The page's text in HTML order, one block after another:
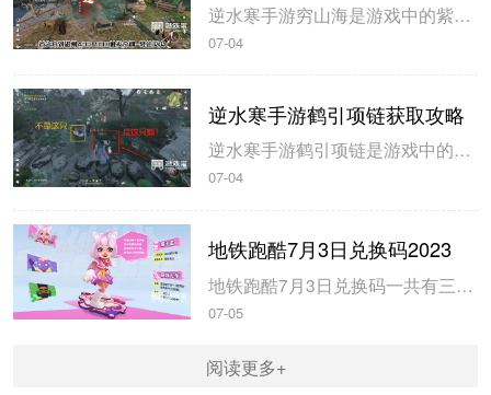
逆水寒手游穷山海是游戏中的紫色装备，玩家在开服第三天就可以拿到，米葫芦小编带来逆水寒手游穷山海解锁方式攻略，希望可以帮到大家。逆水寒手游穷山海解锁方式攻略1、首先来到磁州433 990触发奇遇-驿站灭火，灭火后，拾取烧火棍。完成奇遇后获得1件穷山海装备和线索。2、前往汴京943 1091对话唐铸。...
07-04
逆水寒手游鹤引项链获取攻略
逆水寒手游鹤引项链是游戏中的55级紫色装备，玩家可以通过不同的坐标完成小游戏获得，米葫芦小编带来逆水寒手游鹤引项链获取攻略，一起来看看吧。逆水寒手游鹤引项链获取攻略1、在山清山完成同样的探索小游戏驭鹤七次即可获得。2、注意这七哥小游戏都是一样的流程，在规定的时间内触碰4朵花即可完成。3、坐标分别在...
07-04
地铁跑酷7月3日兑换码2023
地铁跑酷7月3日兑换码一共有三个，玩家使用以后即可获得大量的钥匙和金币，米葫芦小编带来地铁跑酷7月3日兑换码2023，一起来看看吧。地铁跑酷7月3日兑换码20231、兑换码：FANBOOK地铁社区七十万人福利2、兑换码：FANBOOK7服十万人福利3、兑换码：FANBOOK地铁跑酷二十万人福4、玩...
07-05
阅读更多+